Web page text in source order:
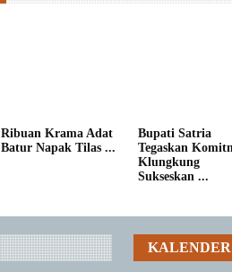
Ribuan Krama Adat
Batur Napak Tilas ...
Bupati Satria
Tegaskan
Klungkung
Sukseskan ...
KALENDER